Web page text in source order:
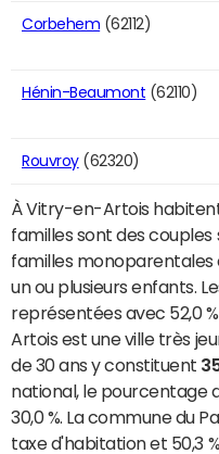
Corbehem (62112)
Hénin-Beaumont (62110)
Rouvroy(62320)
À Vitry-en-Artois habitent
familles sont des couples
familles monoparentales
un ou plusieurs enfants.
représentées avec 52,0
Artois est une ville très
de 30 ans y constituent
national, le pourcentage
30,0 %. La commune du
taxe d'habitation et 50,3